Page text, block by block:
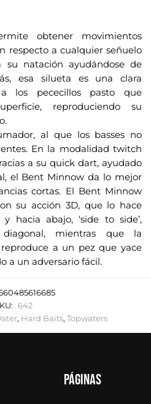
obtener movimientos
respecto a cualquier señuelo
su natación ayudándose de
esa silueta es una clara
los pececillos pasto que
reproduciendo su
al que los basses no
En la modalidad twitch
a su quick dart, ayudado
el Bent Minnow da lo mejor
cortas. El Bent Minnow
su acción 3D, que lo hace
hacia abajo, ‘side to side’,
mientras que la
a un pez que yace
a un adversario fácil.
642
, Hard Baits, Topwaters
Páginas